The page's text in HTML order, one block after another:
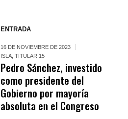
ENTRADA
16 DE NOVIEMBRE DE 2023
ISLA ,TITULAR 15
Pedro Sánchez, investido
como presidente del
Gobierno por mayoría
absoluta en el Congreso